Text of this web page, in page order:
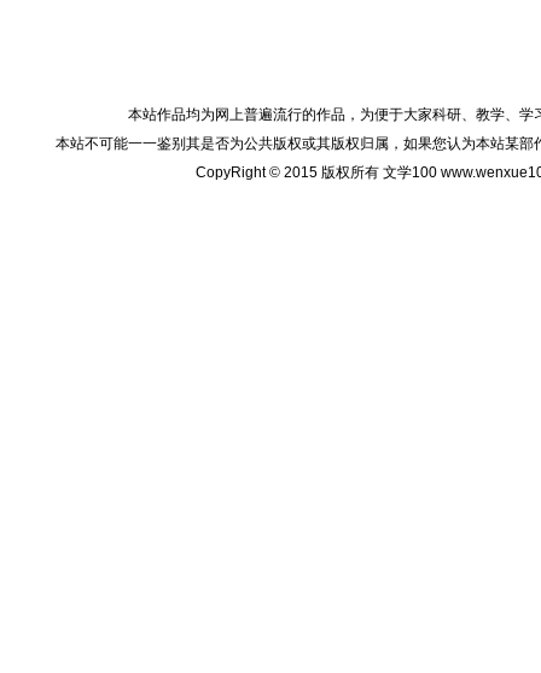
本站作品均为网上普遍流行的作品，为便于大家科研、教学、
本站不可能一一鉴别其是否为公共版权或其版权归属，如果您认为本站某
CopyRight © 2015 版权所有 文学100